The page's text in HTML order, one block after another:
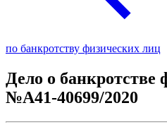
по банкротству физических лиц
Дело о банкротстве
№А41-40699/2020